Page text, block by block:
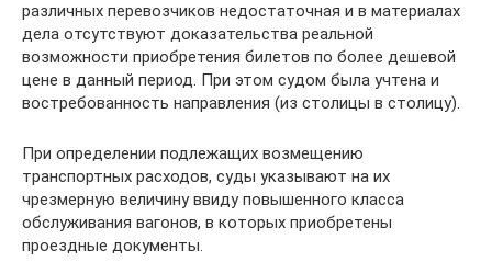
различных перевозчиков недостаточная и в материалах
дела отсутствуют доказательства реальной
возможности приобретения билетов по более дешевой
цене в данный период. При этом судом была учтена и
востребованность направления (из столицы в столицу).
При определении подлежащих возмещению
транспортных расходов, суды указывают на их
чрезмерную величину ввиду повышенного класса
обслуживания вагонов, в которых приобретены
проездные документы.